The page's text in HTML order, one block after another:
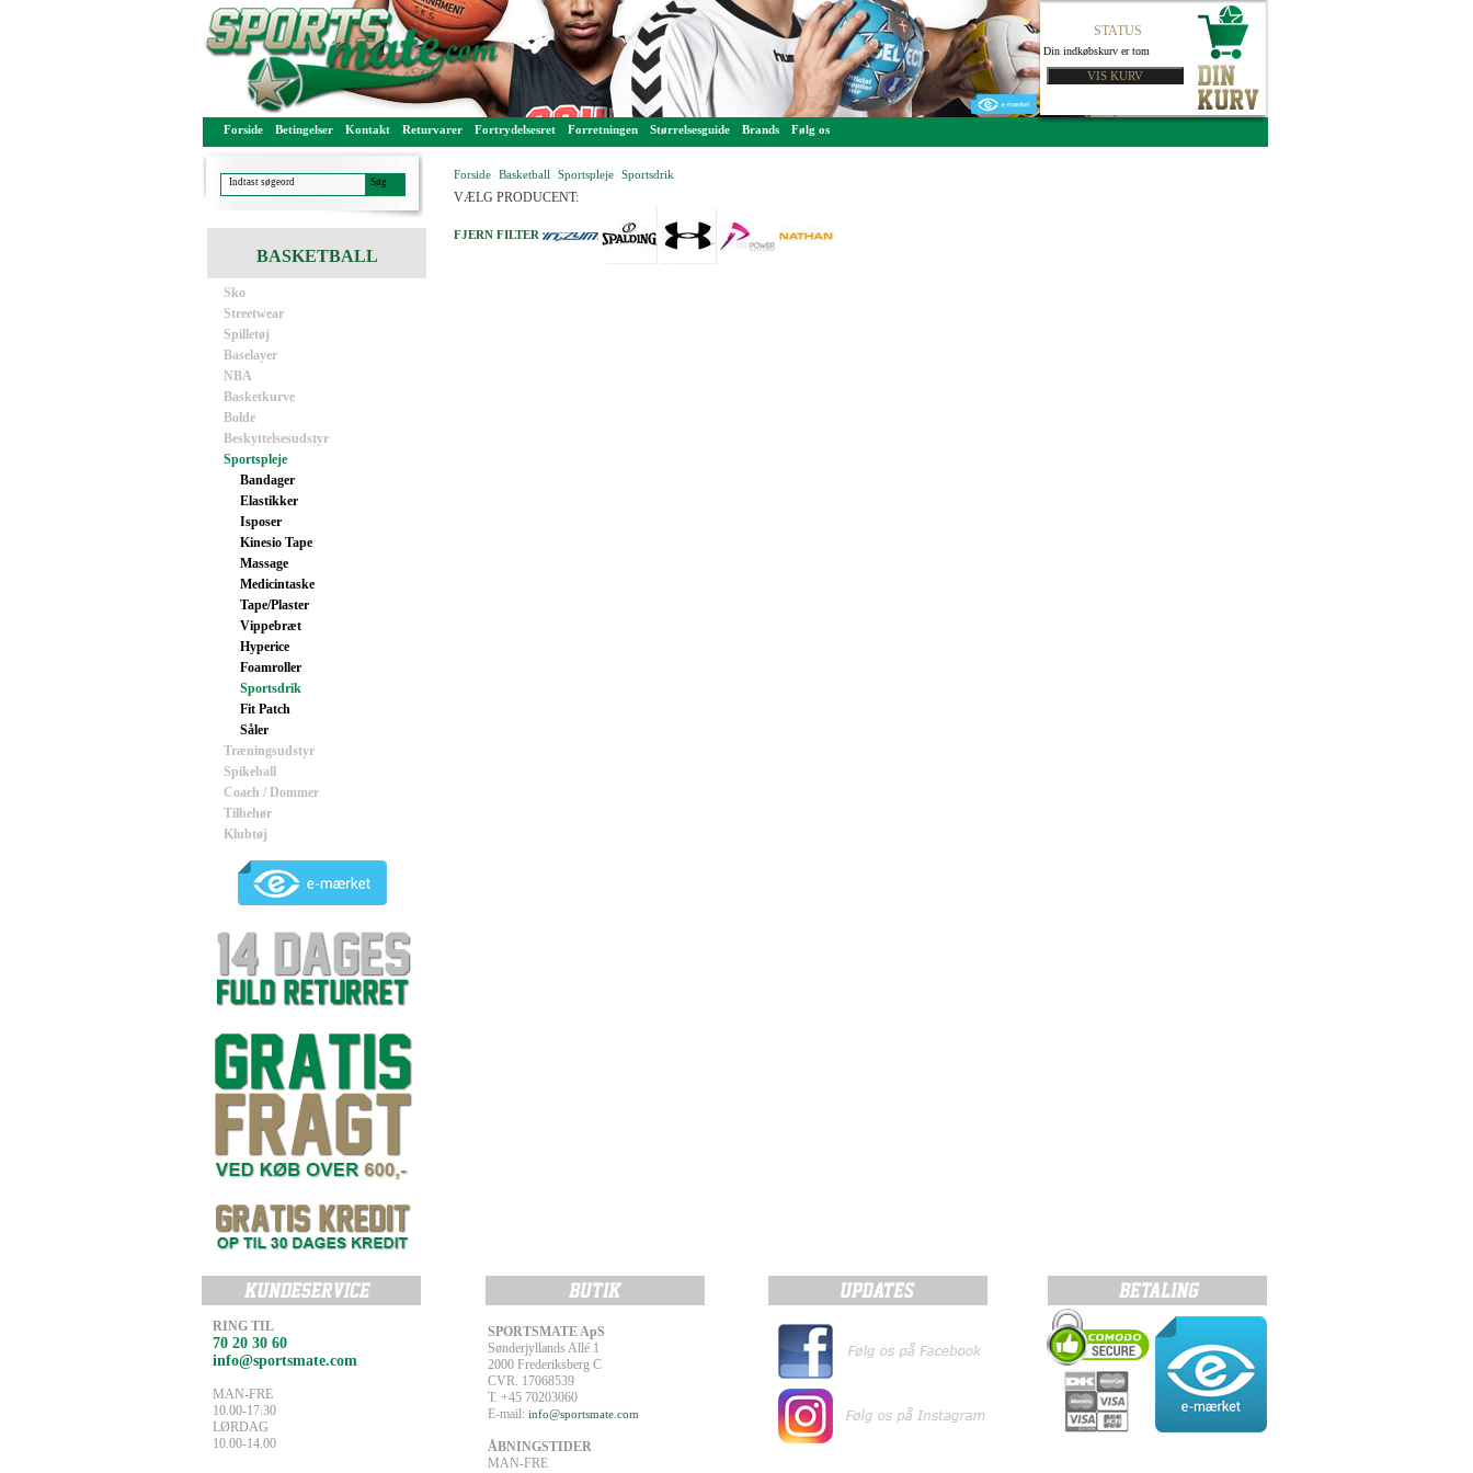
STATUS
Din indkøbskurv er tom
Forside Betingelser Kontakt Returvarer Fortrydelsesret Forretningen Størrelsesguide Brands Følg os
BASKETBALL
Sko
Streetwear
Spilletøj
Baselayer
NBA
Basketkurve
Bolde
Beskyttelsesudstyr
Sportspleje
Bandager
Elastikker
Isposer
Kinesio Tape
Massage
Medicintaske
Tape/Plaster
Vippebræt
Hyperice
Foamroller
Sportsdrik
Fit Patch
Såler
Træningsudstyr
Spikeball
Coach / Dommer
Tilbehør
Klubtøj
Forside Basketball Sportspleje Sportsdrik
VÆLG PRODUCENT:
FJERN FILTER
RING TIL
70 20 30 60
info@sportsmate.com
MAN-FRE
10.00-17.30
LØRDAG
10.00-14.00
SPORTSMATE ApS
Sønderjyllands Allé 1
2000 Frederiksberg C
CVR. 17068539
T. +45 70203060
E-mail: info@sportsmate.com
ÅBNINGSTIDER
MAN-FRE